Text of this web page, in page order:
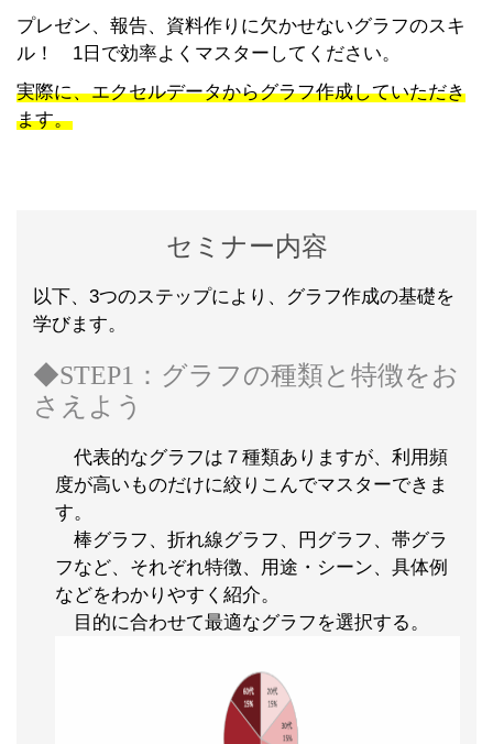
プレゼン、報告、資料作りに欠かせないグラフのスキ
ル！ 1日で効率よくマスターしてください。
実際に、エクセルデータからグラフ作成していただき
ます。
セミナー内容
以下、3つのステップにより、グラフ作成の基礎を
学びます。
◆STEP1：グラフの種類と特徴をお
さえよう
代表的なグラフは７種類ありますが、利用頻
度が高いものだけに絞りこんでマスターできま
す。
棒グラフ、折れ線グラフ、円グラフ、帯グラ
フなど、それぞれ特徴、用途・シーン、具体例
などをわかりやすく紹介。
目的に合わせて最適なグラフを選択する。